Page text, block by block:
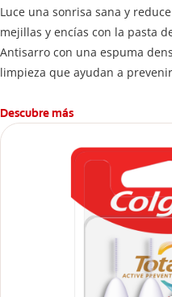
Luce una sonrisa sana y
mejillas y encías con la pasta
Antisarro con una espuma
limpieza que ayudan a
Descubre más